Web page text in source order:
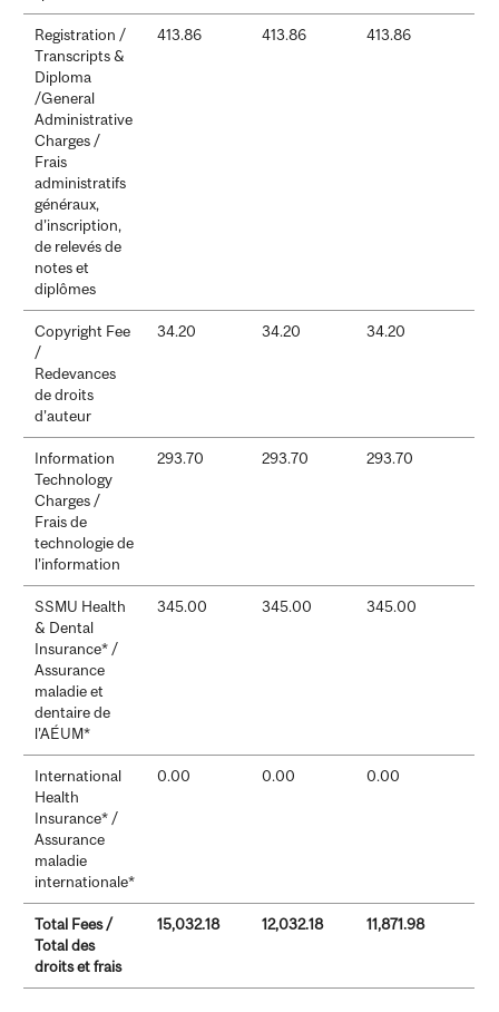
Registration /
Transcripts &
Diploma
/General
Administrative
Charges /
Frais
administratifs
généraux,
d’inscription,
de relevés de
notes et
diplômes
413.86 413.86 413.86
Copyright Fee
/
Redevances
de droits
d’auteur
34.20 34.20 34.20
Information
Technology
Charges /
Frais de
technologie de
l’information
293.70 293.70 293.70
SSMU Health
& Dental
Insurance* /
Assurance
maladie et
dentaire de
l’AÉUM*
345.00 345.00 345.00
International
Health
Insurance* /
Assurance
maladie
internationale*
0.00 0.00 0.00
Total Fees /
Total des
droits et frais
15,032.18 12,032.18 11,871.98